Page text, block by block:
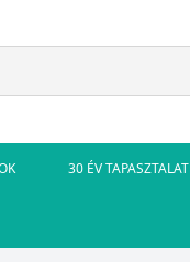
30 ÉV TAPASZTALAT